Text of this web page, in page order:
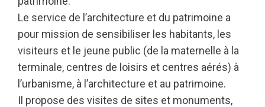
Le service de l’architecture et du patrimoine a
pour mission de sensibiliser les habitants, les
visiteurs et le jeune public (de la maternelle à la
terminale, centres de loisirs et centres aérés) à
l’urbanisme, à l’architecture et au patrimoine.
Il propose des visites de sites et monuments,